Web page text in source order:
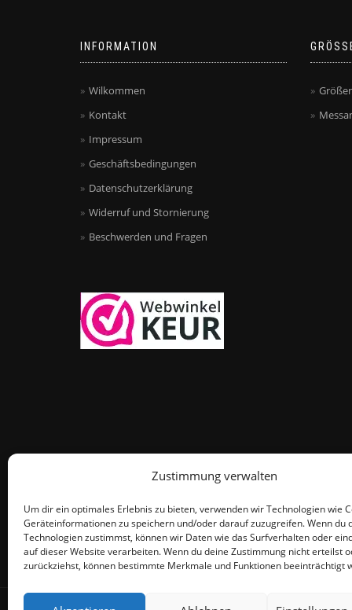
Zustimmung verwalten
Um dir ein optimales Erlebnis zu bieten, verwenden wir Technologien wie
Geräteinformationen zu speichern und/oder darauf zuzugreifen. Wenn du
Technologien zustimmst, können wir Daten wie das Surfverhalten oder
auf dieser Website verarbeiten. Wenn du deine Zustimmung nicht erteilst
zurückziehst, können bestimmte Merkmale und Funktionen beeinträchtigt
INFORMATION
Wilkommen
Kontakt
Impressum
Geschäftsbedingungen
Datenschutzerklärung
Widerruf und Stornierung
Beschwerden und Fragen
© THEMEISLE, ALL RIGHTS RESERVED